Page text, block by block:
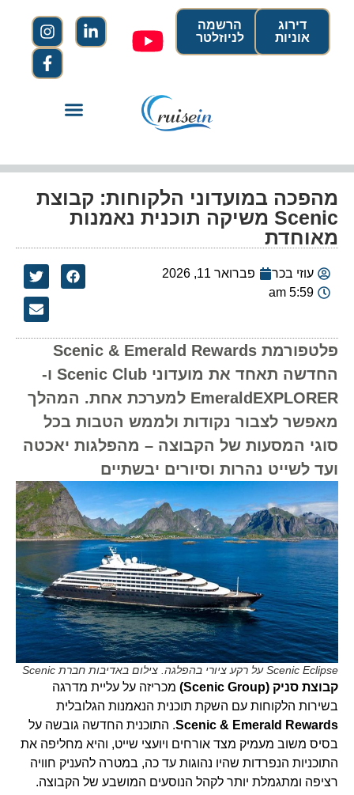
הרשמה
לניוזלטר
דירוג
אוניות
מהפכה במועדוני הלקוחות: קבוצת
Scenic משיקה תוכנית נאמנות
מאוחדת
עוזי בכר
פברואר 11, 2026
5:59 am
פלטפורמת Scenic & Emerald Rewards
החדשה תאחד את מועדוני Scenic Club ו-
EmeraldEXPLORER למערכת אחת. המהלך
מאפשר לצבור נקודות ולממש הטבות בכל
סוגי המסעות של הקבוצה – מהפלגות יאכטה
ועד לשייט נהרות וסיורים יבשתיים
Scenic Eclipse על רקע ציורי בהפלגה. צילום באדיבות חברת Scenic
קבוצת סניק (Scenic Group)
מכריזה על עליית מדרגה
בשירות הלקוחות עם השקת תוכנית הנאמנות הגלובלית
Scenic & Emerald Rewards. התוכנית החדשה גובשה על
בסיס משוב מעמיק מצד אורחים ויועצי שייט, והיא מחליפה את
התוכניות הנפרדות שהיו נהוגות עד כה, במטרה להעניק חוויה
רציפה ומתגמלת יותר לקהל הנוסעים המושבע של הקבוצה.